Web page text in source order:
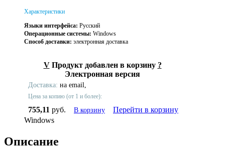
Характеристики
Языки интерфейса: Русский
Операционные системы: Windows
Способ доставки: электронная доставка
V Продукт добавлен в корзину ?
Электронная версия
Доставка: на email,
Цена за копию (от 1 и более):
755,11 руб. В корзину
Перейти в корзину
Windows
Описание